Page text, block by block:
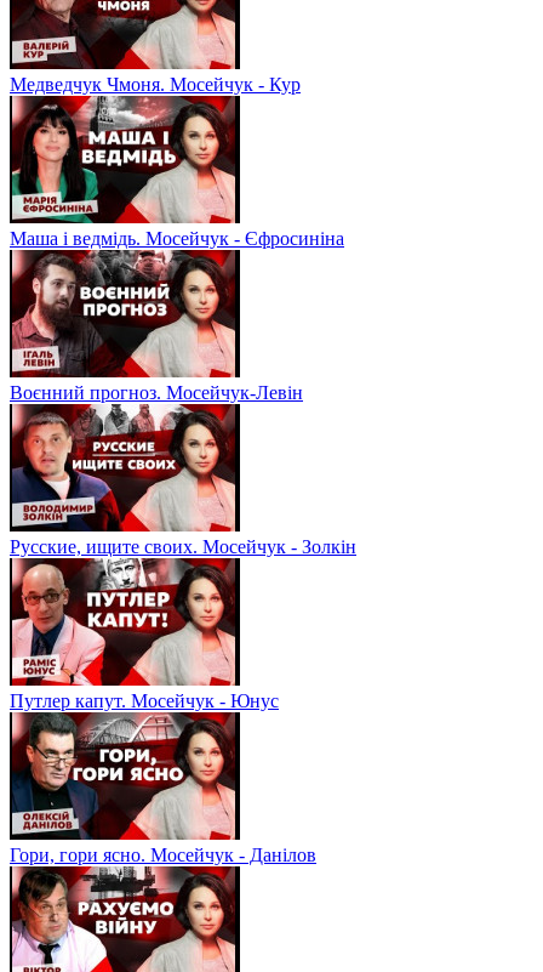
Медведчук Чмоня. Мосейчук - Кур
Маша і ведмідь. Мосейчук - Єфросиніна
Воєнний прогноз. Мосейчук-Левін
Русские, ищите своих. Мосейчук - Золкін
Путлер капут. Мосейчук - Юнус
Гори, гори ясно. Мосейчук - Данілов